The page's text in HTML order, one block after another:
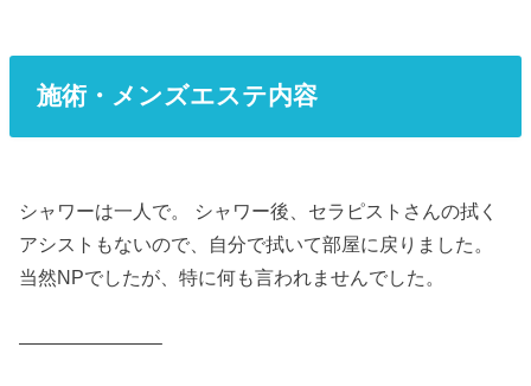
施術・メンズエステ内容
シャワーは一人で。 シャワー後、セラピストさんの拭く
アシストもないので、自分で拭いて部屋に戻りました。
当然NPでしたが、特に何も言われませんでした。
———————–